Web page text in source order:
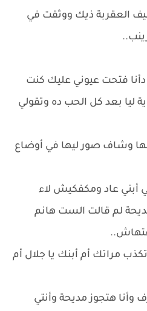
العقربة ذيك ووثقت في
دأنا فتحت عيوني عليك كنت
ليا بعد كل الحب ده وتقولي
وشاف صور ليها في أوضاع
أبني عاد ومكفكيش لاء
لم قالت الست هانم
مراتك أم أبنك يا جلال أم
هتجوز مديحة وأنتي